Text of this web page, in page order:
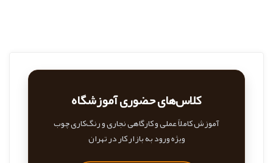
کلاس‌های حضوری آموزشگاه
آموزش کاملاً عملی و کارگاهی نجاری و رنگ‌کاری چوب
ویژه ورود به بازار کار در تهران